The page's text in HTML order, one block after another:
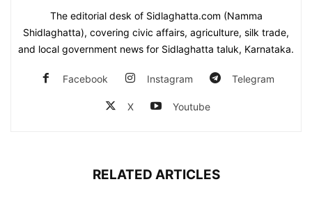
The editorial desk of Sidlaghatta.com (Namma
Shidlaghatta), covering civic affairs, agriculture, silk trade,
and local government news for Sidlaghatta taluk, Karnataka.
Facebook Instagram Telegram
X Youtube
RELATED ARTICLES